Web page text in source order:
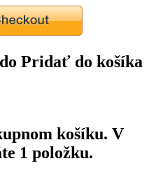
Pridať do košíka
košíku. V
1 položku.